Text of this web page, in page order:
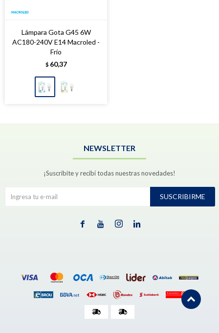
Lámpara Gota G45 6W
AC180-240V E14 Macroled -
Frío
$ 60,37
NEWSLETTER
¡Suscribite y recibí todas nuestras novedades!
SUSCRIBIRME
   